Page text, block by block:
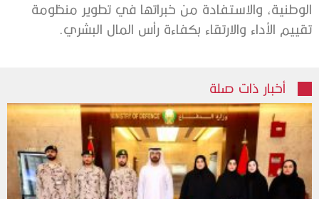
الوطنية، والاستفادة من خبراتها في تطوير منظومة
تقييم الأداء والارتقاء بكفاءة رأس المال البشري.
أخبار ذات صلة